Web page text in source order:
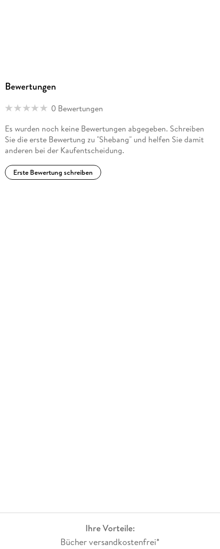
Bewertungen
0 Bewertungen
Es wurden noch keine Bewertungen abgegeben. Schreiben
Sie die erste Bewertung zu "Shebang" und helfen Sie damit
anderen bei der Kaufentscheidung.
Erste Bewertung schreiben
Ihre Vorteile:
Bücher versandkostenfrei*